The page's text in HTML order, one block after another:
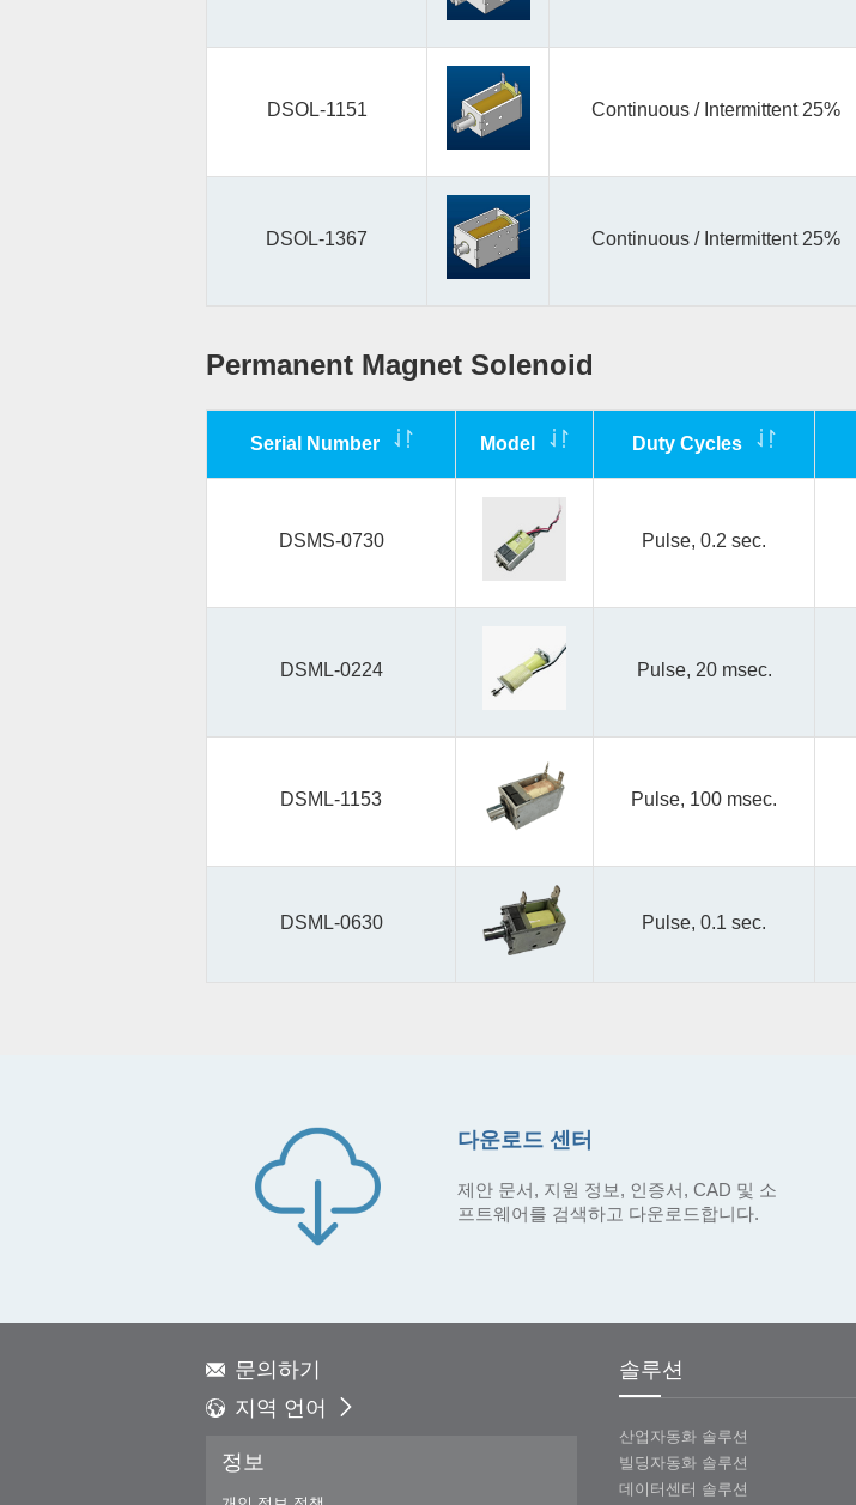
DSOL-1151 Continuous / Intermittent 25%
DSOL-1367 Continuous / Intermittent 25%
Permanent Magnet Solenoid
Serial Number Model Duty Cycles
DSMS-0730 Pulse, 0.2 sec.
DSML-0224 Pulse, 20 msec.
DSML-1153 Pulse, 100 msec.
DSML-0630 Pulse, 0.1 sec.
다운로드 센터
제안 문서, 지원 정보, 인증서, CAD 및 소
프트웨어를 검색하고 다운로드합니다.
문의하기
지역 언어
Global - 繁體中文
Americas - English
정보
솔루션
산업자동화 솔루션
빌딩자동화 솔루션
데이터센터 솔루션